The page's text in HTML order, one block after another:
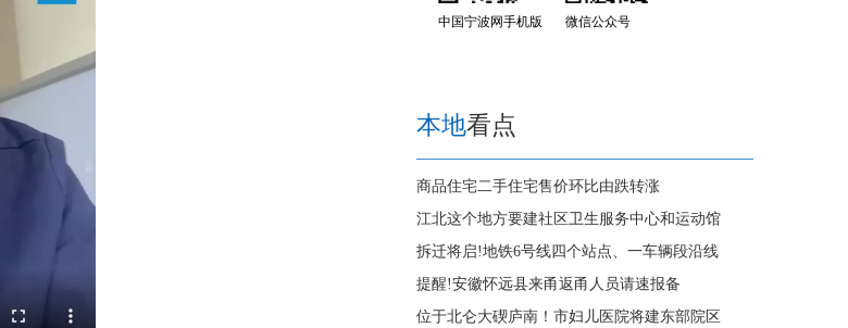
中国宁波网手机版 微信公众号
本地看点
商品住宅二手住宅售价环比由跌转涨
江北这个地方要建社区卫生服务中心和运动馆
拆迁将启!地铁6号线四个站点、一车辆段沿线
提醒!安徽怀远县来甬返甬人员请速报备
位于北仑大碶庐南！市妇儿医院将建东部院区